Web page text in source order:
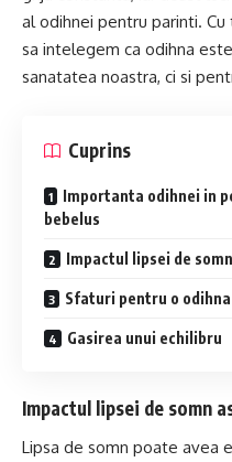
al odihnei pentru parinti.
sa intelegem ca odihna
sanatatea noastra, ci si
Cuprins
Importanta odihnei in
bebelus
Impactul lipsei de
Sfaturi pentru o
Gasirea unui echilibru
Impactul lipsei de somn
Lipsa de somn poate avea